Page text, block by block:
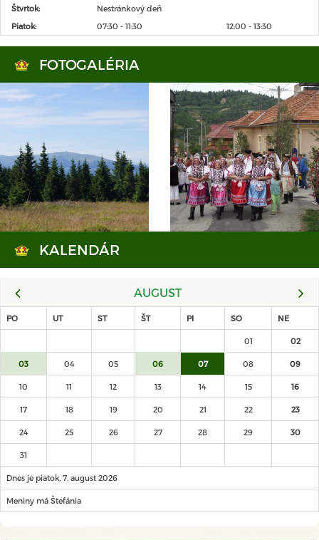
Štvrtok:
Nestránkový deň
Piatok:
07:30 - 11:30 12:00 - 13:30
FOTOGALÉRIA
KALENDÁR
AUGUST
PO UT ST ŠT PI SO NE
01 02
03 04 05 06 07 08 09
10 11 12 13 14 15 16
17 18 19 20 21 22 23
24 25 26 27 28 29 30
31
Dnes je piatok, 7. august 2026
Meniny má Štefánia